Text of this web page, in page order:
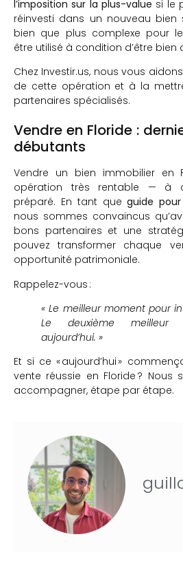
l’imposition sur la plus-value si le
réinvesti dans un nouveau bien
bien que plus complexe pour
être utilisé à condition d’être
Chez Investir.us, nous vous
de cette opération et à la
partenaires spécialisés.
Vendre en Floride :
débutants
Vendre un bien immobilier en
opération très rentable — à
préparé. En tant queguide
nous sommes convaincus
bons partenaires et une
pouvez transformer chaque
opportunité patrimoniale.
Rappelez-vous :
« Le meilleur moment pour
Le deuxième meilleur
aujourd’hui. »
Et si ce « aujourd’hui »
vente réussie en Floride ?
accompagner, étape par étape.